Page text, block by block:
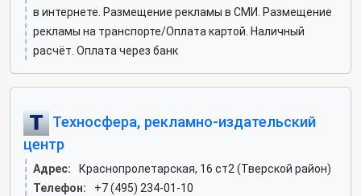
в интернете. Размещение рекламы в СМИ. Размещение
рекламы на транспорте/Оплата картой. Наличный
расчёт. Оплата через банк
Техносфера, рекламно-издательский
центр
Адрес:
Краснопролетарская, 16 ст2 (Тверской район)
Телефон:
+7 (495) 234-01-10